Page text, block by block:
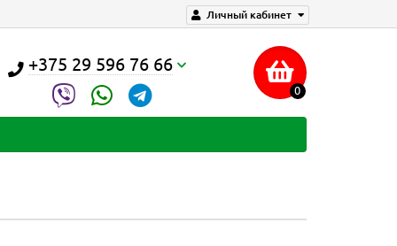
Личный кабинет
+375 29 596 76 66
0